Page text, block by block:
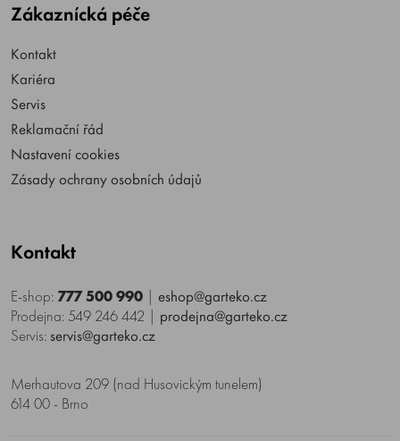
Zákaznícká péče
Kontakt
Kariéra
Servis
Reklamační řád
Nastavení cookies
Zásady ochrany osobních údajů
Kontakt
E-shop: 777 500 990 | eshop@garteko.cz
Prodejna: 549 246 442 | prodejna@garteko.cz
Servis: servis@garteko.cz
Merhautova 209 (nad Husovickým tunelem)
614 00 - Brno